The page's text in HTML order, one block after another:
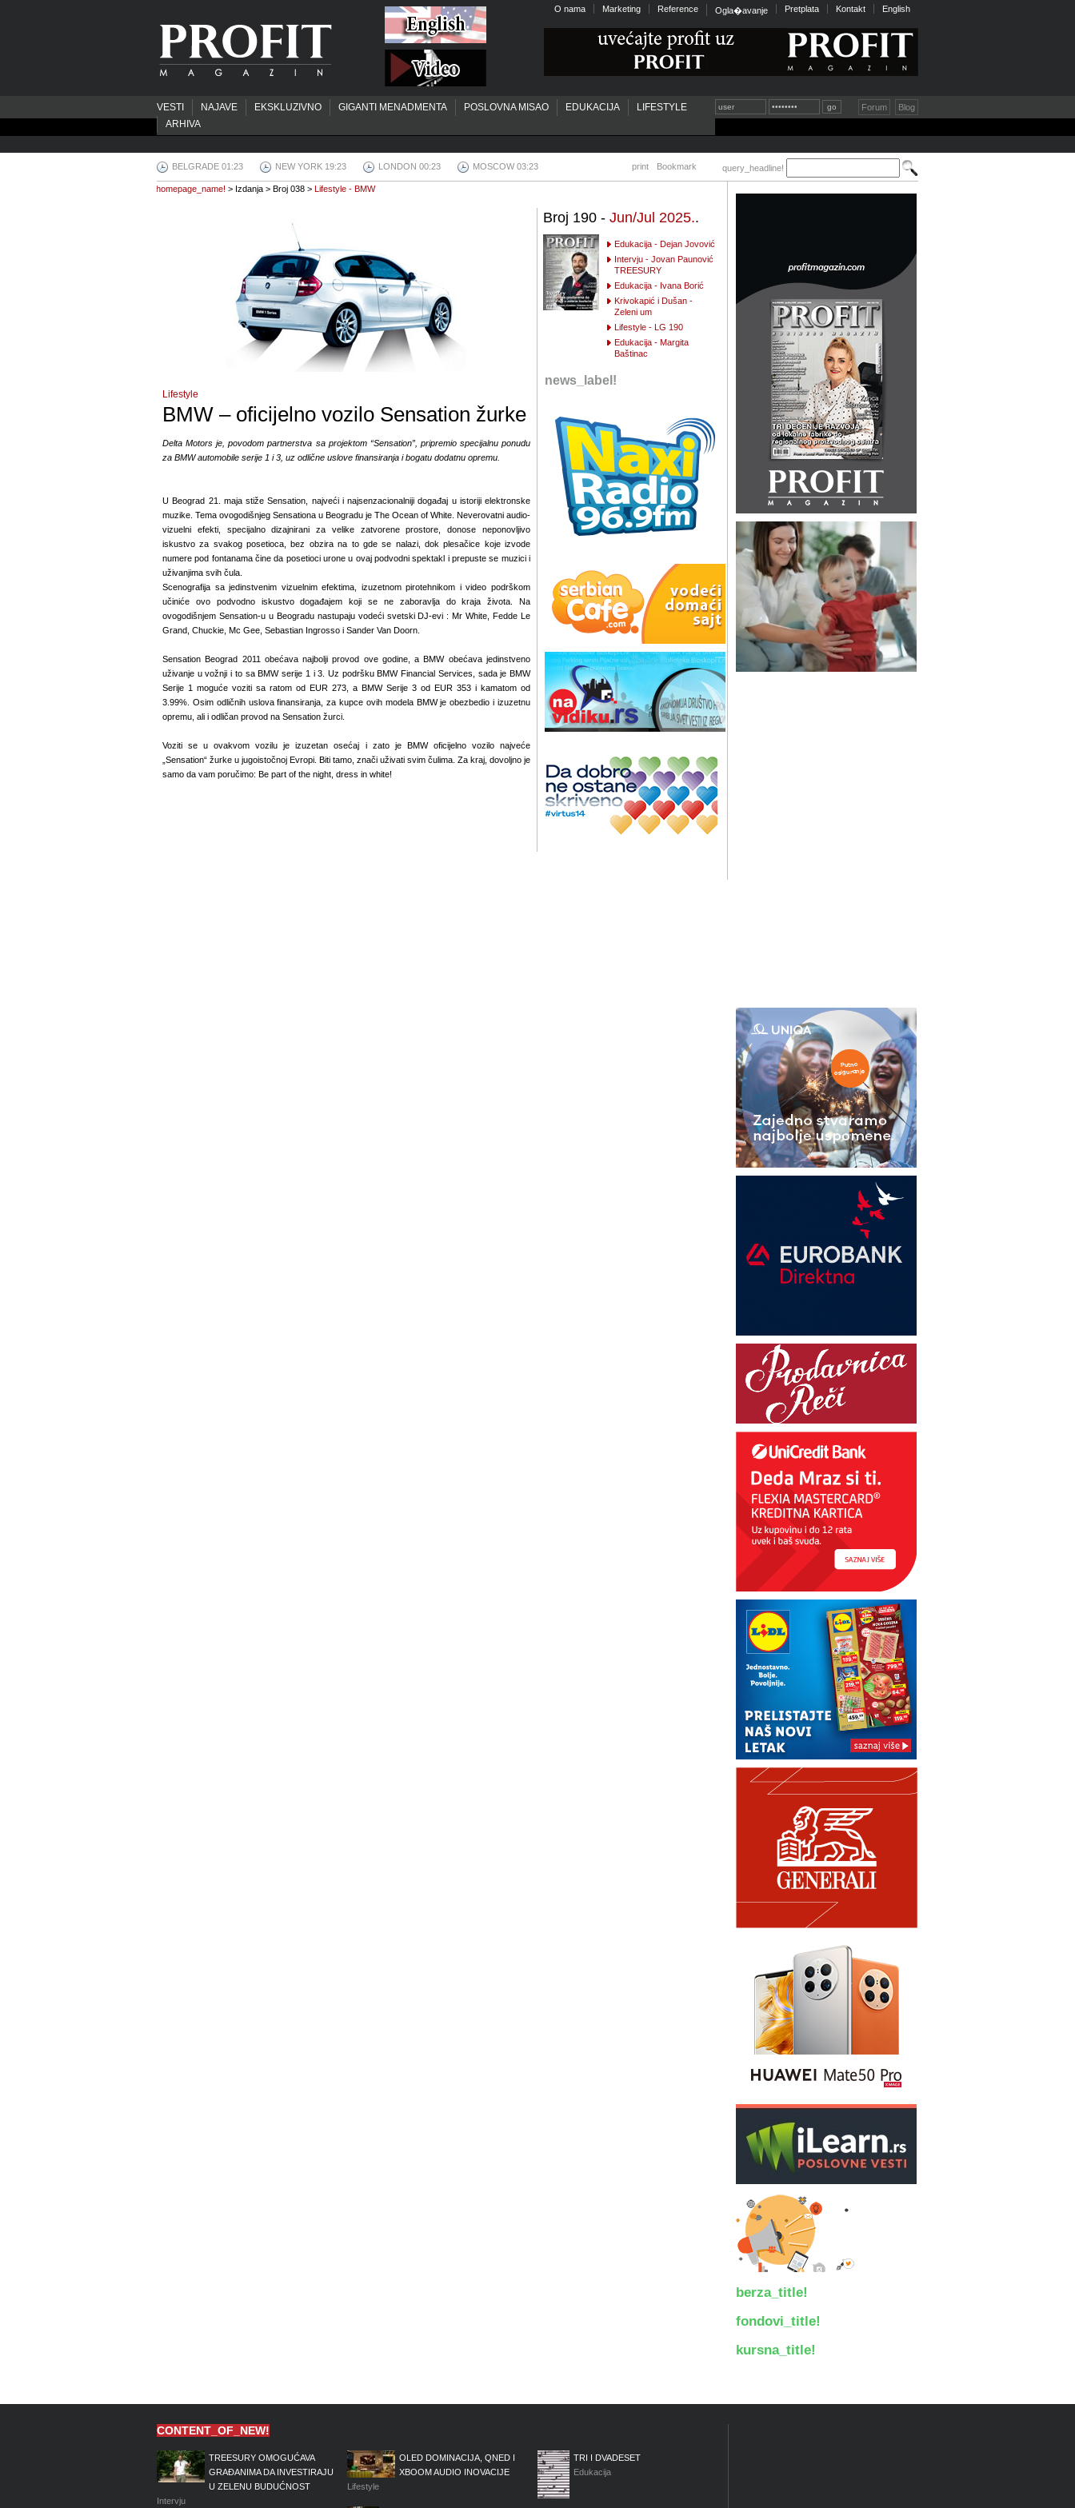
VESTI NAJAVE EKSKLUZIVNO GIGANTI MENADMENTA POSLOVNA MISAO EDUKACIJA
LIFESTYLE
ARHIVA
O nama Marketing Reference Ogla�avanje Pretplata Kontakt English
Blog
Forum
BELGRADE 01:23 NEW YORK 19:23 LONDON 00:23 MOSCOW 03:23 print Bookmark query_headline!
homepage_name! > Izdanja > Broj 038 > Lifestyle - BMW
Lifestyle
BMW – oficijelno vozilo Sensation žurke
Delta Motors je, povodom partnerstva sa projektom “Sensation”, pripremio specijalnu ponudu
za BMW automobile serije 1 i 3, uz odlične uslove finansiranja i bogatu dodatnu opremu.
U Beograd 21. maja stiže Sensation, najveći i najsenzacionalniji događaj u istoriji elektronske
muzike. Tema ovogodišnjeg Sensationa u Beogradu je The Ocean of White. Neverovatni audio-
vizuelni efekti, specijalno dizajnirani za velike zatvorene prostore, donose neponovljivo
iskustvo za svakog posetioca, bez obzira na to gde se nalazi, dok plesačice koje izvode
numere pod fontanama čine da posetioci urone u ovaj podvodni spektakl i prepuste se muzici i
uživanjima svih čula.
Scenografija sa jedinstvenim vizuelnim efektima, izuzetnom pirotehnikom i video podrškom
učiniće ovo podvodno iskustvo događajem koji se ne zaboravlja do kraja života. Na
ovogodišnjem Sensation-u u Beogradu nastupaju vodeći svetski DJ-evi : Mr White, Fedde Le
Grand, Chuckie, Mc Gee, Sebastian Ingrosso i Sander Van Doorn.
Sensation Beograd 2011 obećava najbolji provod ove godine, a BMW obećava jedinstveno
uživanje u vožnji i to sa BMW serije 1 i 3. Uz podršku BMW Financial Services, sada je BMW
Serije 1 moguće voziti sa ratom od EUR 273, a BMW Serije 3 od EUR 353 i kamatom od
3.99%. Osim odličnih uslova finansiranja, za kupce ovih modela BMW je obezbedio i izuzetnu
opremu, ali i odličan provod na Sensation žurci.
Voziti se u ovakvom vozilu je izuzetan osećaj i zato je BMW oficijelno vozilo najveće
„Sensation“ žurke u jugoistočnoj Evropi. Biti tamo, znači uživati svim čulima. Za kraj, dovoljno je
samo da vam poručimo: Be part of the night, dress in white!
Broj 190 - Jun/Jul 2025..
Edukacija - Dejan Jovović
Intervju - Jovan Paunović
TREESURY
Edukacija - Ivana Borić
Krivokapić i Dušan -
Zeleni um
Lifestyle - LG 190
Edukacija - Margita
Baštinac
news_label!
berza_title!
fondovi_title!
kursna_title!
CONTENT_OF_NEW!
TREESURY OMOGUĆAVA
GRAĐANIMA DA INVESTIRAJU
U ZELENU BUDUĆNOST
Intervju
OLED DOMINACIJA, QNED I
XBOOM AUDIO INOVACIJE
Lifestyle
TRI I DVADESET
Edukacija